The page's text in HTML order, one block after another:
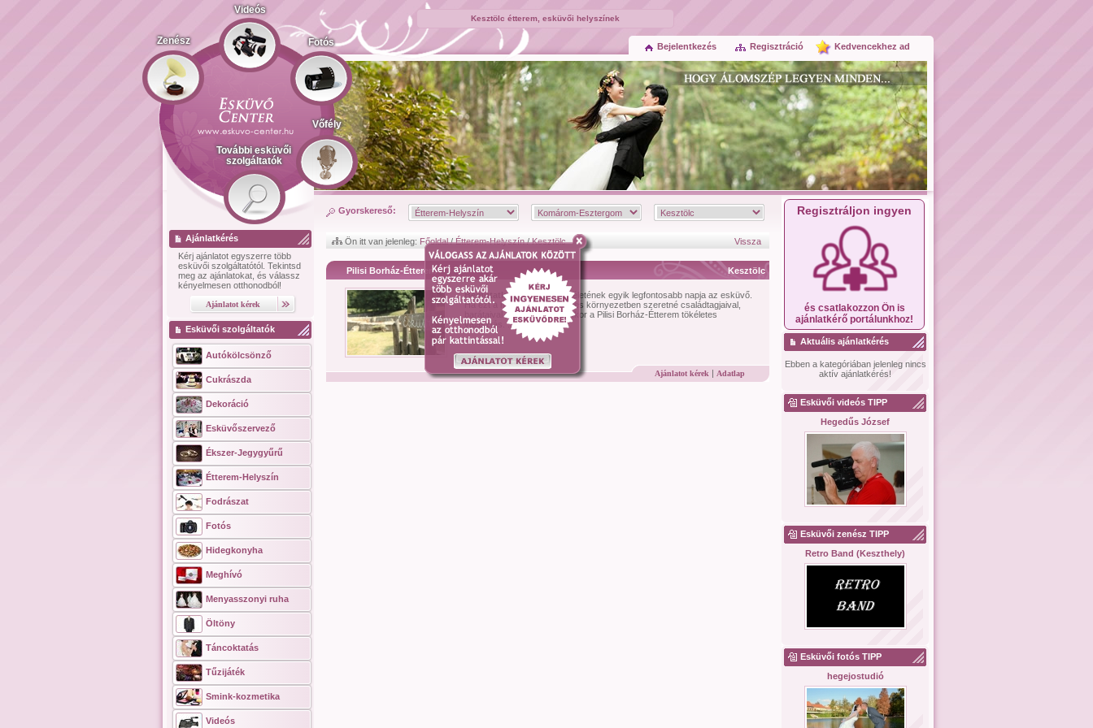
Kesztölc étterem, esküvői helyszínek
Zenész
Videós
Fotós
Vőfély
További esküvői
szolgáltatók
Kedvencekhez ad
Regisztráció
Bejelentkezés
Ajánlatkérés
Kérj ajánlatot egyszerre több
esküvői szolgáltatótól. Tekintsd
meg az ajánlatokat, és válassz
kényelmesen otthonodból!
Esküvői szolgáltatók
Autókölcsönző
Cukrászda
Dekoráció
Esküvőszervező
Ékszer-Jegygyűrű
Étterem-Helyszín
Fodrászat
Fotós
Hidegkonyha
Meghívó
Menyasszonyi ruha
Öltöny
Táncoktatás
Tűzijáték
Smink-kozmetika
Videós
Gyorskereső:
Ön itt van jelenleg: Főoldal/Étterem-Helyszín/Kesztölc Vissza
Pilisi Borház-Étterem Kesztölc
Bemutatkozás:Az ember életének egyik legfontosabb napja az esküvő.
Ha ezt a napot egy különleges környezetben szeretné családtagjaival,
barátaival megünnepelni, akkor a Pilisi Borház-Étterem tökéletes
választás. ...
Ajánlatot kérek | Adatlap
Regisztráljon ingyen
és csatlakozzon Ön is
ajánlatkérő portálunkhoz!
Aktuális ajánlatkérés
Ebben a kategóriában jelenleg nincs
aktív ajánlatkérés!
Esküvői videós TIPP
Hegedűs József
Esküvői zenész TIPP
Retro Band (Keszthely)
Esküvői fotós TIPP
hegejostudió